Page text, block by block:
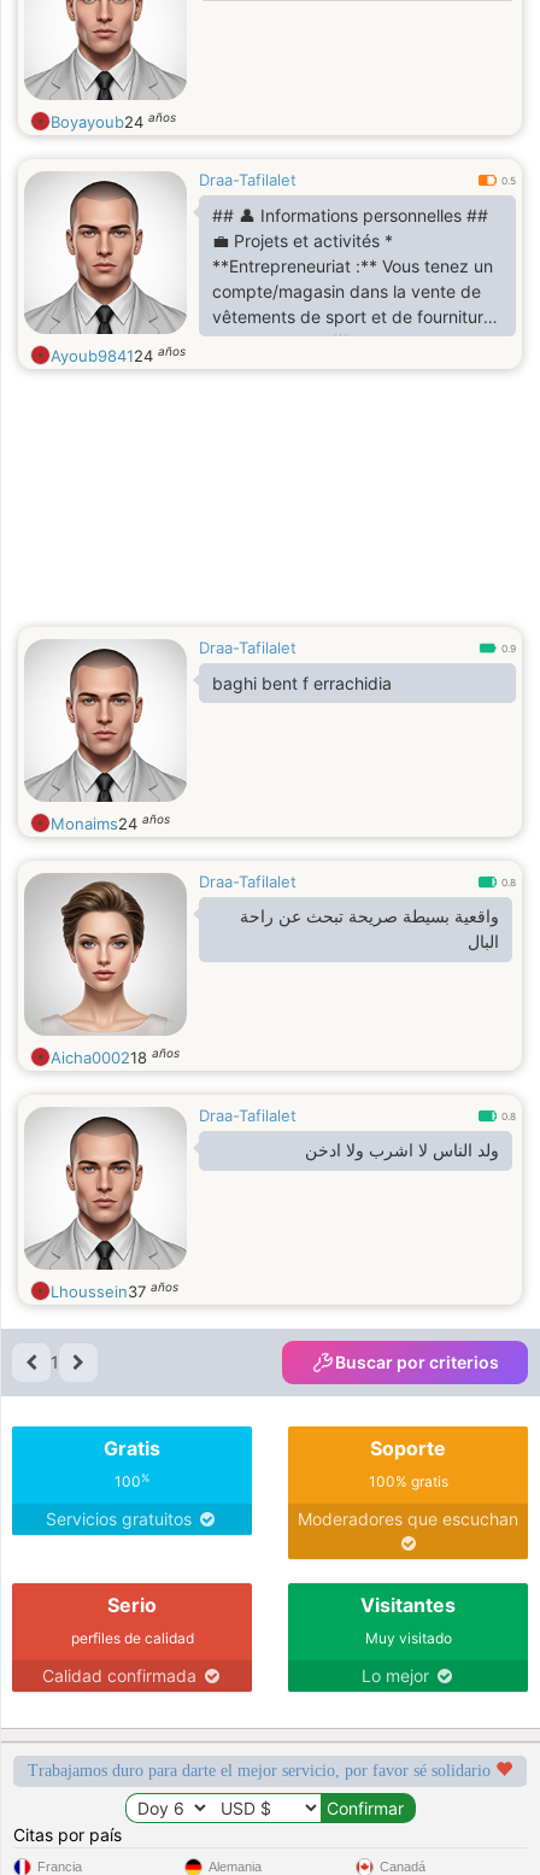
Boyayoub24 años
Draa-Tafilalet 0.5
## 👤 Informations personnelles ##
💼 Projets et activités *
**Entrepreneuriat :** Vous tenez un
compte/magasin dans la vente de
vêtements de sport et de fournitures
de football. ## 🌟 Intérêts et loisirs *
**Langue et culture :** Grand intérêt
Ayoub984124 años
Draa-Tafilalet 0.9
baghi bent f errachidia
Monaims24 años
Draa-Tafilalet 0.8
واقعية بسيطة صريحة تبحث عن راحة
البال
Aicha000218 años
Draa-Tafilalet 0.8
ولد الناس لا اشرب ولا ادخن
Lhoussein37 años
1 Buscar por criterios
Gratis
100%
Servicios gratuitos
Soporte
100% gratis
Moderadores que escuchan
Serio
perfiles de calidad
Calidad confirmada
Visitantes
Muy visitado
Lo mejor
Trabajamos duro para darte el mejor servicio, por favor sé solidario
Citas por país
Francia Alemania Canadá